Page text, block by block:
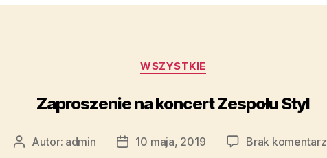
WSZYSTKIE
Zaproszenie na koncert Zespołu Styl
Autor: admin 10 maja, 2019 Brak